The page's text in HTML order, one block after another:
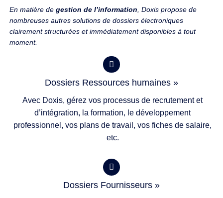
En matière de gestion de l’information, Doxis propose de
nombreuses autres solutions de dossiers électroniques
clairement structurées et immédiatement disponibles à tout
moment.
Dossiers Ressources humaines »
Avec Doxis, gérez vos processus de recrutement et
d’intégration, la formation, le développement
professionnel, vos plans de travail, vos fiches de salaire,
etc.
Dossiers Fournisseurs »